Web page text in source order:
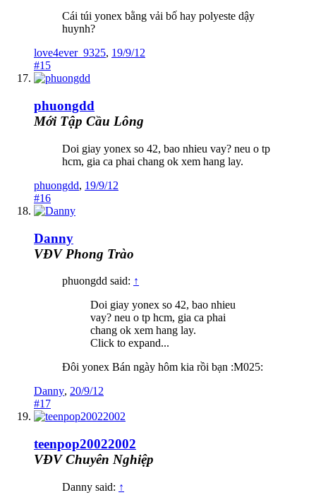
Cái túi yonex bằng vải bố hay polyeste dậy
huynh?
love4ever_9325, 19/9/12
#15
phuongdd
Mới Tập Cầu Lông
Doi giay yonex so 42, bao nhieu vay? neu o tp
hcm, gia ca phai chang ok xem hang lay.
phuongdd, 19/9/12
#16
Danny
VĐV Phong Trào
phuongdd said: ↑
Doi giay yonex so 42, bao nhieu
vay? neu o tp hcm, gia ca phai
chang ok xem hang lay.
Click to expand...
Đôi yonex Bán ngày hôm kia rồi bạn :M025:
Danny, 20/9/12
#17
teenpop20022002
VĐV Chuyên Nghiệp
Danny said: ↑